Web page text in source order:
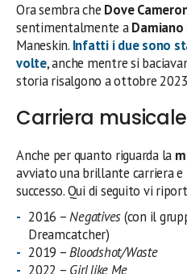
Ora sembra che Dove
sentimentalmente aDamiano
Maneskin. Infatti i due sono
volte, anche mentre si
storia risalgono a ottobre
Carriera
Anche per quanto riguarda la
avviato una brillante carriera e
successo. Qui di seguito vi
2016 –Negatives(con il
Dreamcatcher)
2019 –Bloodshot/Waste
2022 – Girl like Me